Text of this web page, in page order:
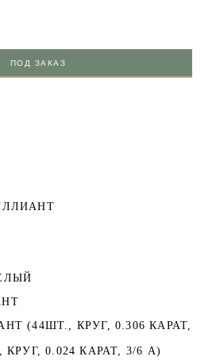
ПОД ЗАКАЗ
(44ШТ., КРУГ, 0.306 КАРАТ,
0.024 КАРАТ, 3/6 А)